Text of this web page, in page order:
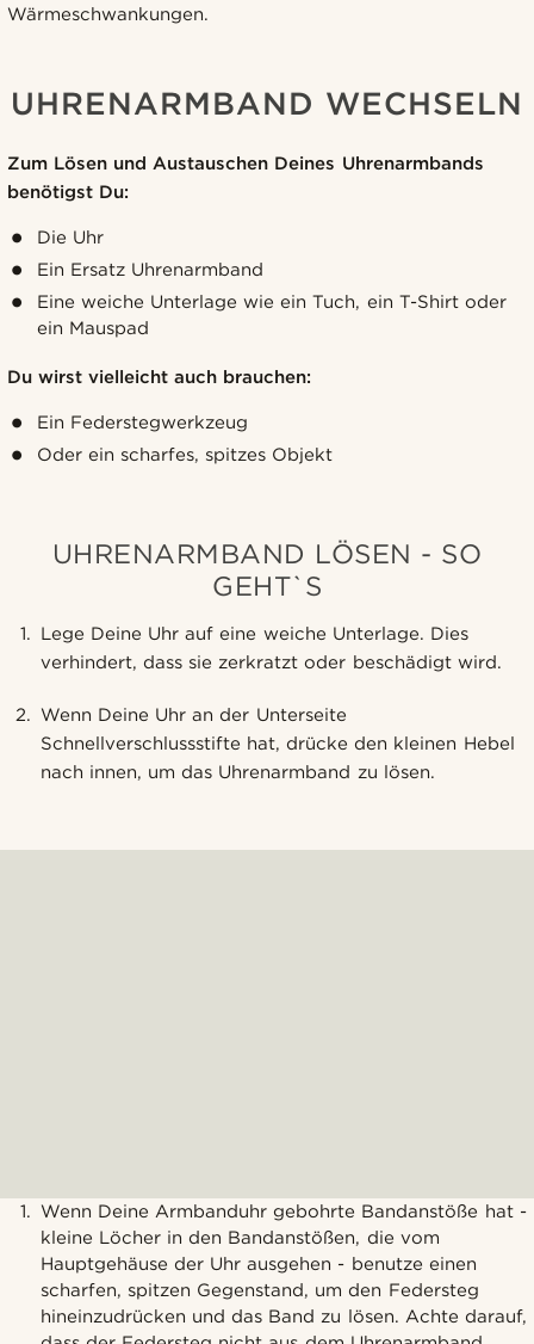
Wärmeschwankungen.
UHRENARMBAND WECHSELN
Zum Lösen und Austauschen Deines Uhrenarmbands
benötigst Du:
Die Uhr
Ein Ersatz Uhrenarmband
Eine weiche Unterlage wie ein Tuch, ein T-Shirt oder
ein Mauspad
Du wirst vielleicht auch brauchen:
Ein Federstegwerkzeug
Oder ein scharfes, spitzes Objekt
UHRENARMBAND LÖSEN - SO
GEHT`S
Lege Deine Uhr auf eine weiche Unterlage. Dies
verhindert, dass sie zerkratzt oder beschädigt wird.
Wenn Deine Uhr an der Unterseite
Schnellverschlussstifte hat, drücke den kleinen Hebel
nach innen, um das Uhrenarmband zu lösen.
Wenn Deine Armbanduhr gebohrte Bandanstöße hat -
kleine Löcher in den Bandanstößen, die vom
Hauptgehäuse der Uhr ausgehen - benutze einen
scharfen, spitzen Gegenstand, um den Federsteg
hineinzudrücken und das Band zu lösen. Achte darauf,